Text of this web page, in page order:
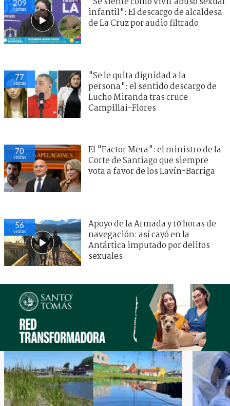
209
visitas
infantil": El descargo de alcaldesa
de La Cruz por audio filtrado
77
visitas
"Se le quita dignidad a la
persona": el sentido descargo de
Lucho Miranda tras cruce
Campillai-Flores
70
visitas
El "Factor Mera": el ministro de la
Corte de Santiago que siempre
vota a favor de los Lavín-Barriga
56
visitas
Apoyo de la Armada y 10 horas de
navegación: así cayó en la
Antártica imputado por delitos
sexuales